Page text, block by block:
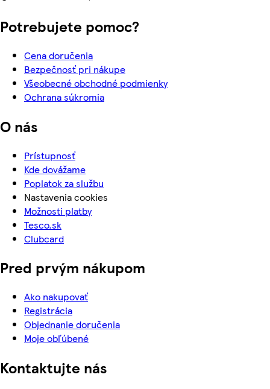
Potrebujete pomoc?
Cena doručenia
Bezpečnosť pri nákupe
Všeobecné obchodné podmienky
Ochrana súkromia
O nás
Prístupnosť
Kde dovážame
Poplatok za službu
Nastavenia cookies
Možnosti platby
Tesco.sk
Clubcard
Pred prvým nákupom
Ako nakupovať
Registrácia
Objednanie doručenia
Moje obľúbené
Kontaktujte nás